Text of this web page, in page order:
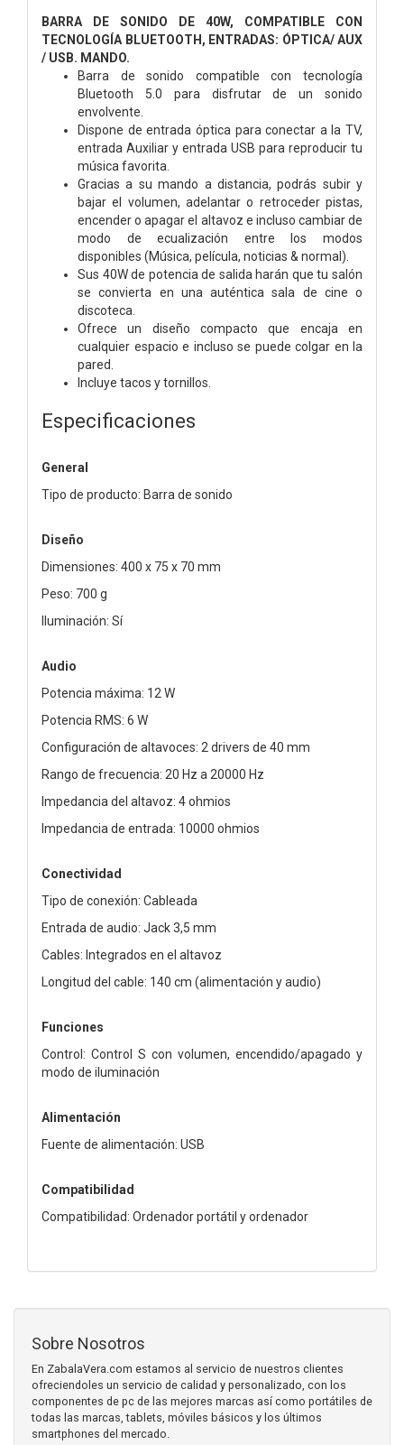
BARRA DE SONIDO DE 40W, COMPATIBLE CON
TECNOLOGÍA BLUETOOTH, ENTRADAS: ÓPTICA/ AUX
/ USB. MANDO.
Barra de sonido compatible con tecnología
Bluetooth 5.0 para disfrutar de un sonido
envolvente.
Dispone de entrada óptica para conectar a la TV,
entrada Auxiliar y entrada USB para reproducir tu
música favorita.
Gracias a su mando a distancia, podrás subir y
bajar el volumen, adelantar o retroceder pistas,
encender o apagar el altavoz e incluso cambiar de
modo de ecualización entre los modos
disponibles (Música, película, noticias & normal).
Sus 40W de potencia de salida harán que tu salón
se convierta en una auténtica sala de cine o
discoteca.
Ofrece un diseño compacto que encaja en
cualquier espacio e incluso se puede colgar en la
pared.
Incluye tacos y tornillos.
Especificaciones
General
Tipo de producto: Barra de sonido
Diseño
Dimensiones: 400 x 75 x 70 mm
Peso: 700 g
Iluminación: Sí
Audio
Potencia máxima: 12 W
Potencia RMS: 6 W
Configuración de altavoces: 2 drivers de 40 mm
Rango de frecuencia: 20 Hz a 20000 Hz
Impedancia del altavoz: 4 ohmios
Impedancia de entrada: 10000 ohmios
Conectividad
Tipo de conexión: Cableada
Entrada de audio: Jack 3,5 mm
Cables: Integrados en el altavoz
Longitud del cable: 140 cm (alimentación y audio)
Funciones
Control: Control S con volumen, encendido/apagado y
modo de iluminación
Alimentación
Fuente de alimentación: USB
Compatibilidad
Compatibilidad: Ordenador portátil y ordenador
Sobre Nosotros
En ZabalaVera.com estamos al servicio de nuestros clientes
ofreciendoles un servicio de calidad y personalizado, con los
componentes de pc de las mejores marcas así como portátiles de
todas las marcas, tablets, móviles básicos y los últimos
smartphones del mercado.